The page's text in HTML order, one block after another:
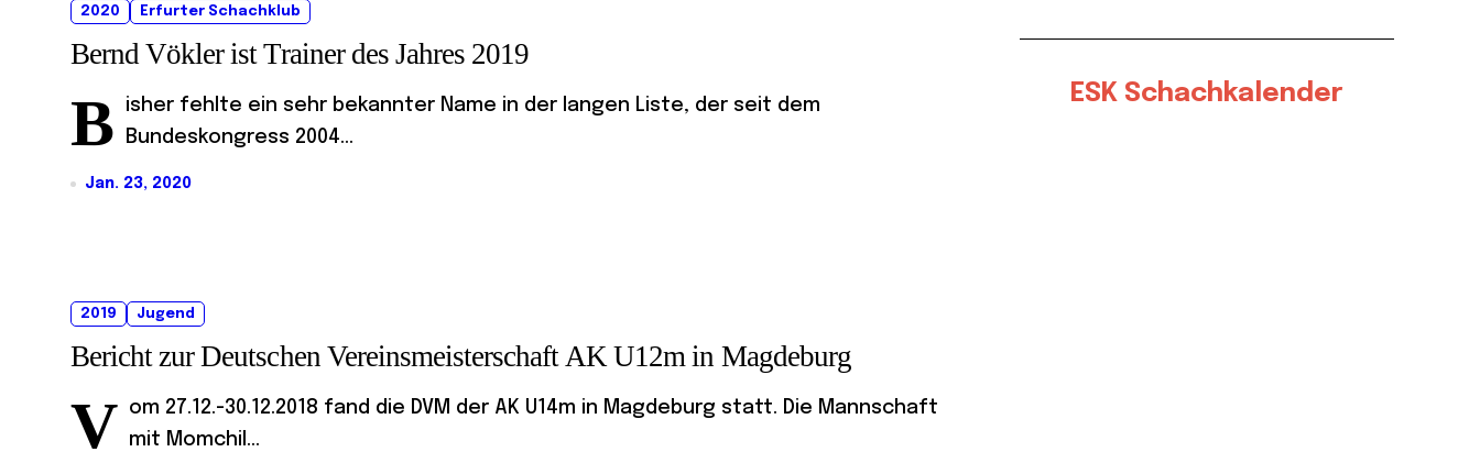
2020 Erfurter Schachklub
Bernd Vökler ist Trainer des Jahres 2019
B
isher fehlte ein sehr bekannter Name in der langen Liste, der seit dem
Bundeskongress 2004...
Jan. 23, 2020
2019 Jugend
Bericht zur Deutschen Vereinsmeisterschaft AK U12m in Magdeburg
V
om 27.12.-30.12.2018 fand die DVM der AK U14m in Magdeburg statt. Die Mannschaft
mit Momchil...
ESK Schachkalender